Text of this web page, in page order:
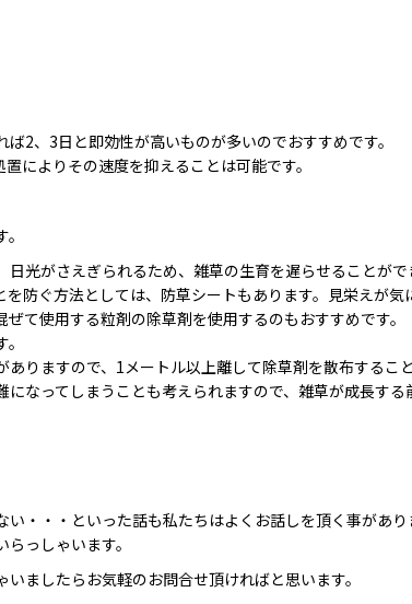
2、3日と即効性が高いものが多いのでおすすめです。
によりその速度を抑えることは可能です。
光がさえぎられるため、雑草の生育を遅らせることがで
防ぐ方法としては、防草シートもあります。見栄えが
て使用する粒剤の除草剤を使用するのもおすすめです。
りますので、1メートル以上離して除草剤を散布するこ
なってしまうことも考えられますので、雑草が成長す
・・・といった話も私たちはよくお話しを頂く事があ
っしゃいます。
ましたらお気軽のお問合せ頂ければと思います。